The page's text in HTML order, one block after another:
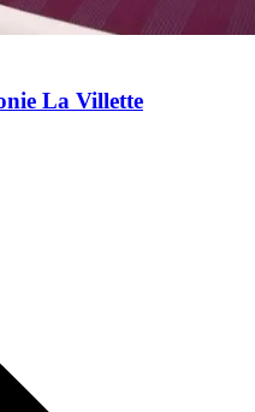
La Villette